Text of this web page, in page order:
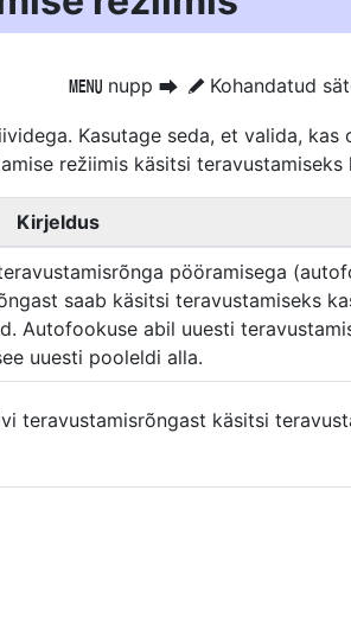
G nupp U A Kohandatud
Kasutage seda, et valida, kas
režiimis käsitsi teravustamiseks
Kirjeldus
pööramisega
saab käsitsi teravustamiseks
Autofookuse abil uuesti
uuesti pooleldi alla.
teravustamisrõngast käsitsi